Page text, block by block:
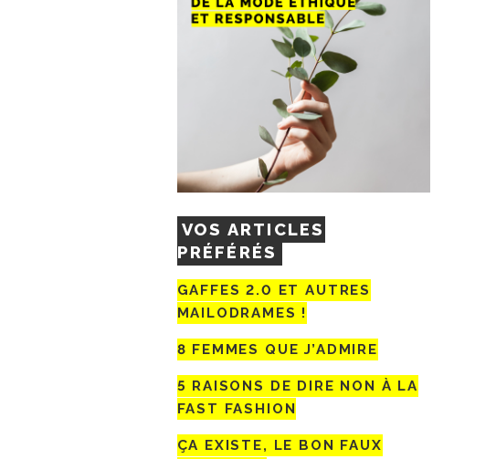
VOS ARTICLES
PRÉFÉRÉS
GAFFES 2.0 ET AUTRES
MAILODRAMES !
8 FEMMES QUE J’ADMIRE
5 RAISONS DE DIRE NON À LA
FAST FASHION
ÇA EXISTE, LE BON FAUX